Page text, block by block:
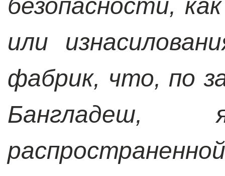
безопасности,
или
фабрик, что, по
Бангладеш,